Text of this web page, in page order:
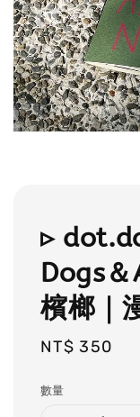
▹
Dogs
檳榔｜
Regular
NT$ 350
數量